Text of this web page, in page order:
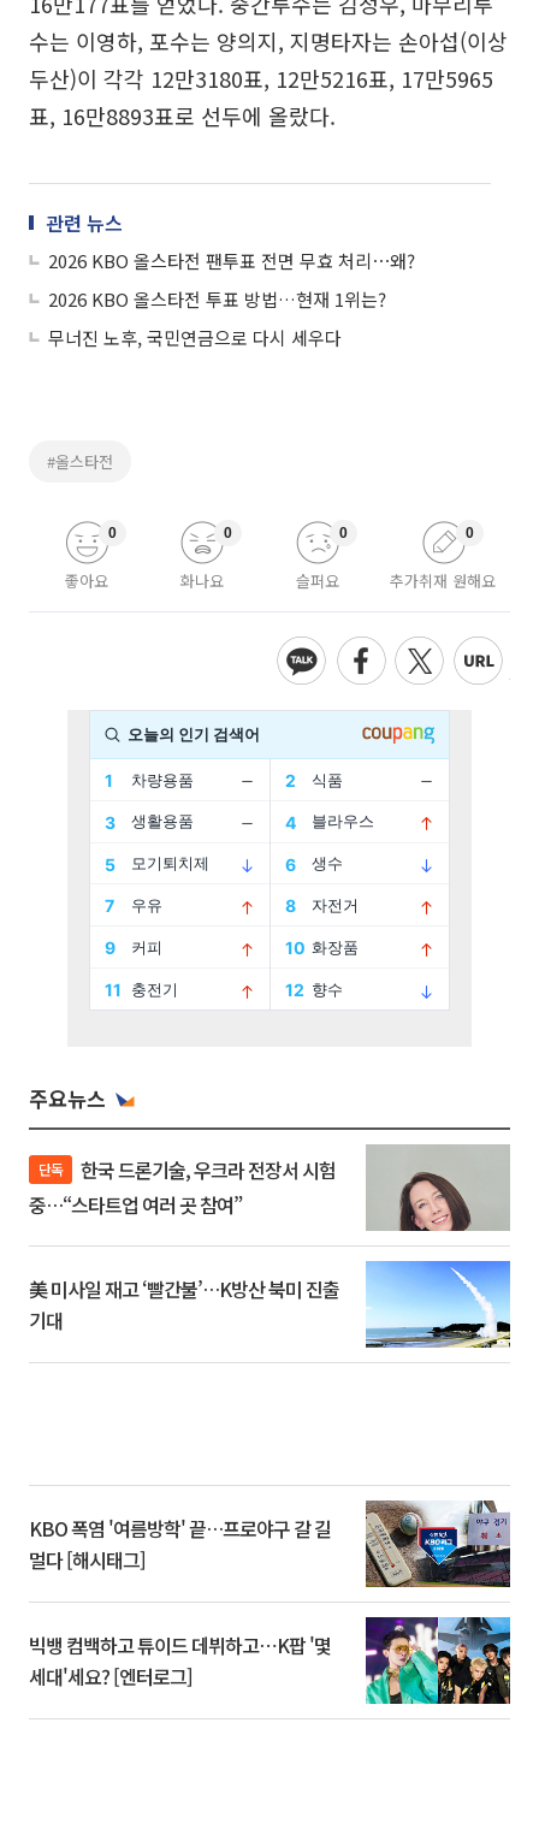
수는 이영하, 포수는 양의지, 지명타자는 손아섭(이상
두산)이 각각 12만3180표, 12만5216표, 17만5965
표, 16만8893표로 선두에 올랐다.
관련 뉴스
2026 KBO 올스타전 팬투표 전면 무효 처리⋯왜?
2026 KBO 올스타전 투표 방법…현재 1위는?
무너진 노후, 국민연금으로 다시 세우다
#올스타전
좋아요
0
화나요
0
슬퍼요
0
추가취재 원해요
0
주요뉴스
단독
중…“스타트업 여러 곳 참여”
美 미사일 재고 ‘빨간불’…K방산 북미 진출
기대
KBO 폭염 '여름방학' 끝…프로야구 갈 길
멀다 [해시태그]
빅뱅 컴백하고 튜이드 데뷔하고⋯K팝 '몇
세대'세요? [엔터로그]